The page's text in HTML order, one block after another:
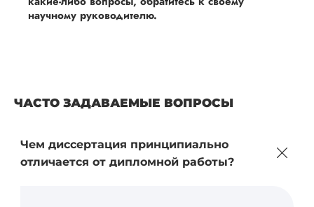
научному руководителю.
ЧАСТО ЗАДАВАЕМЫЕ ВОПРОСЫ
Чем диссертация принципиально
отличается от дипломной работы?